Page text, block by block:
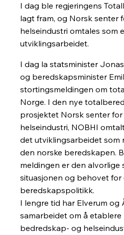
I dag ble regjeringens
lagt fram, og Norsk senter
helseindustri omtales som
utviklingsarbeidet.
I dag la statsminister
og beredskapsminister
stortingsmeldingen om
Norge. I den nye
prosjektet Norsk senter
helseindustri, NOBHI
det utviklingsarbeidet som
den norske beredskapen.
meldingen er den alvorlige
situasjonen og behovet for
beredskapspolitikk.
I lengre tid har Elverum og
samarbeidet om å
bedredskap- og